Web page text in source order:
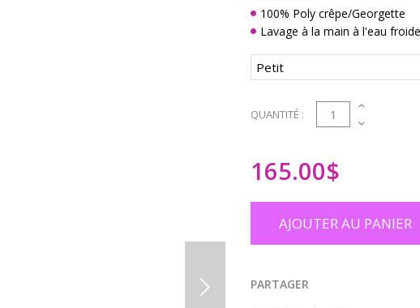
100% Poly crêpe/Georgette
Lavage à la main à l'eau froide
QUANTITÉ : 1
165.00$
AJOUTER AU PANIER
PARTAGER